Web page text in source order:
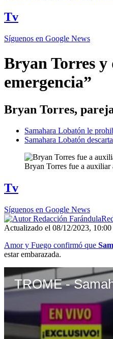
Tv
Síguenos en Google News
Bryan Torres y
emergencia”
Bryan Torres,
Samahara Lobatón le
Samahara Lobatón
Bryan Torres fue a auxiliar
Tv
Síguenos en Google News
Actualizado el 08/12/2023, 10:00
Amor y Fuego confirmó que
estar embarazada.
TROME -